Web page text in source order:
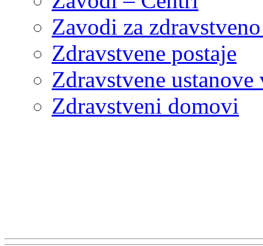
Zavodi za
Zdravstvene postaje
Zdravstvene
Zdravstveni domovi